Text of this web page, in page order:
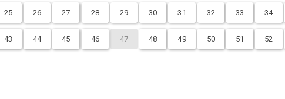
25 26 27 28 29 30 31 32 33 34
43 44 45 46 47 48 49 50 51 52